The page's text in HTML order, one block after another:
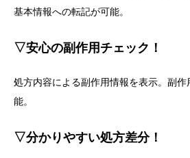
基本情報への転記が可能。
▽安心の副作用チェック！
処方内容による副作用情報を表示。副
能。
▽分かりやすい処方差分！